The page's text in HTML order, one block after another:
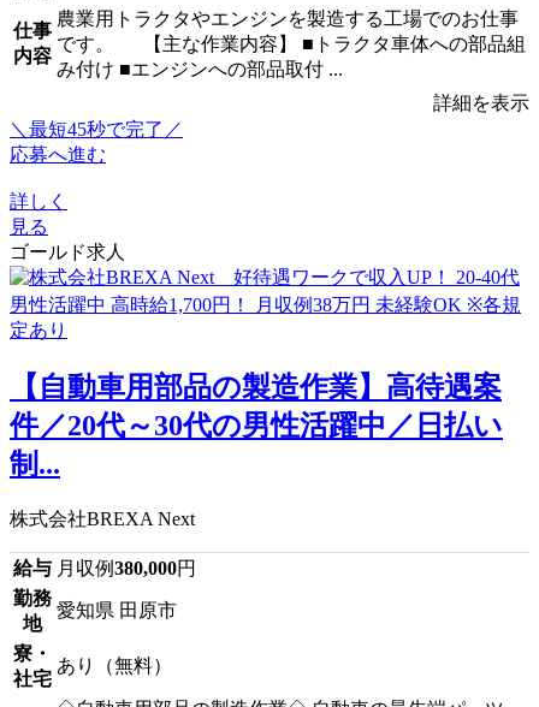
仕事
内容
農業用トラクタやエンジンを製造する工場でのお仕事
です。 【主な作業内容】 ■トラクタ車体への部品組
み付け ■エンジンへの部品取付 ...
詳細を表示
＼最短45秒で完了／
応募へ進む
詳しく
見る
ゴールド求人
【自動車用部品の製造作業】高待遇案
件／20代～30代の男性活躍中／日払い
制...
株式会社BREXA Next
給与 月収例380,000円
勤務
地
愛知県 田原市
寮・
社宅
あり（無料）